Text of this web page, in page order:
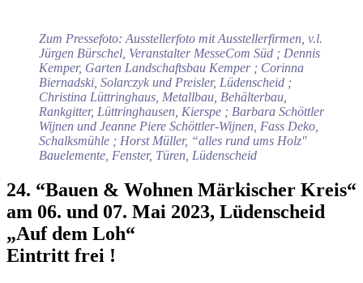
Zum Pressefoto: Ausstellerfoto mit Ausstellerfirmen, v.l.
Jürgen Bürschel, Veranstalter MesseCom Süd ; Dennis
Kemper, Garten Landschaftsbau Kemper ; Corinna
Biernadski, Solarczyk und Preisler, Lüdenscheid ;
Christina Lüttringhaus, Metallbau, Behälterbau,
Rankgitter, Lüttringhausen, Kierspe ; Barbara Schöttler
Wijnen und Jeanne Piere Schöttler-Wijnen, Fass Deko,
Schalksmühle ; Horst Müller, “alles rund ums Holz"
Bauelemente, Fenster, Türen, Lüdenscheid
24. “Bauen & Wohnen Märkischer Kreis“
am 06. und 07. Mai 2023, Lüdenscheid
„Auf dem Loh“
Eintritt frei !